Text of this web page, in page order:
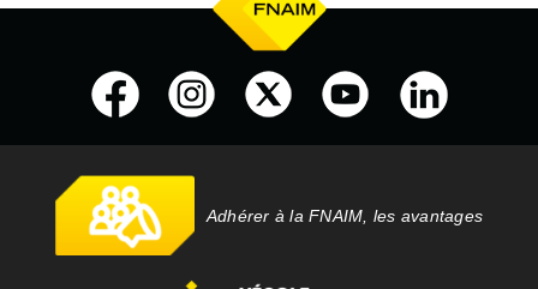
Adhérer à la FNAIM, les avantages